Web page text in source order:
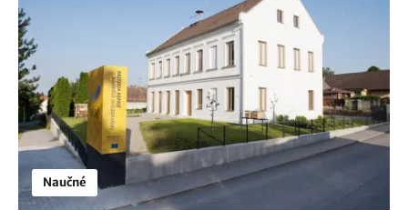
Naučné